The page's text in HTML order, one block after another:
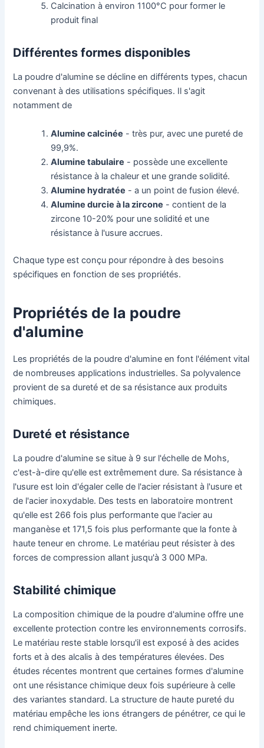
Calcination à environ 1100°C pour former le
produit final
Différentes formes disponibles
La poudre d'alumine se décline en différents types, chacun
convenant à des utilisations spécifiques. Il s'agit
notamment de
Alumine calcinée - très pur, avec une pureté de
99,9%.
Alumine tabulaire - possède une excellente
résistance à la chaleur et une grande solidité.
Alumine hydratée - a un point de fusion élevé.
Alumine durcie à la zircone - contient de la
zircone 10-20% pour une solidité et une
résistance à l'usure accrues.
Chaque type est conçu pour répondre à des besoins
spécifiques en fonction de ses propriétés.
Propriétés de la poudre
d'alumine
Les propriétés de la poudre d'alumine en font l'élément vital
de nombreuses applications industrielles. Sa polyvalence
provient de sa dureté et de sa résistance aux produits
chimiques.
Dureté et résistance
La poudre d'alumine se situe à 9 sur l'échelle de Mohs,
c'est-à-dire qu'elle est extrêmement dure. Sa résistance à
l'usure est loin d'égaler celle de l'acier résistant à l'usure et
de l'acier inoxydable. Des tests en laboratoire montrent
qu'elle est 266 fois plus performante que l'acier au
manganèse et 171,5 fois plus performante que la fonte à
haute teneur en chrome. Le matériau peut résister à des
forces de compression allant jusqu'à 3 000 MPa.
Stabilité chimique
La composition chimique de la poudre d'alumine offre une
excellente protection contre les environnements corrosifs.
Le matériau reste stable lorsqu'il est exposé à des acides
forts et à des alcalis à des températures élevées. Des
études récentes montrent que certaines formes d'alumine
ont une résistance chimique deux fois supérieure à celle
des variantes standard. La structure de haute pureté du
matériau empêche les ions étrangers de pénétrer, ce qui le
rend chimiquement inerte.